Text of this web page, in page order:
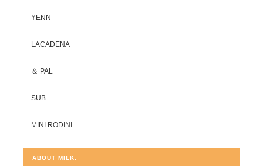
YENN
LACADENA
＆ PAL
SUB
MINI RODINI
ABOUT MILK.